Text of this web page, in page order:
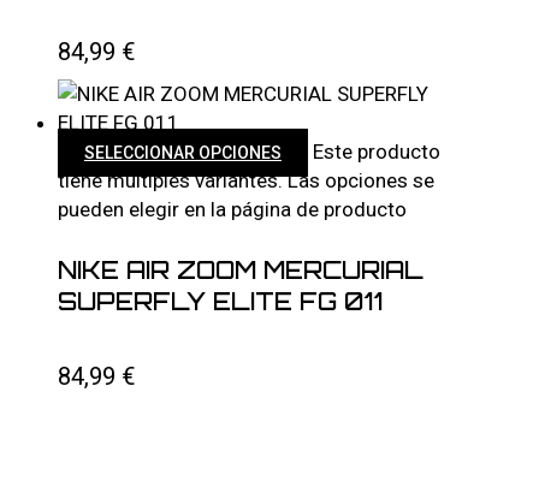
84,99 €
SELECCIONAR OPCIONES
Este producto
tiene múltiples variantes. Las opciones se
pueden elegir en la página de producto
NIKE AIR ZOOM MERCURIAL
SUPERFLY ELITE FG 011
84,99 €